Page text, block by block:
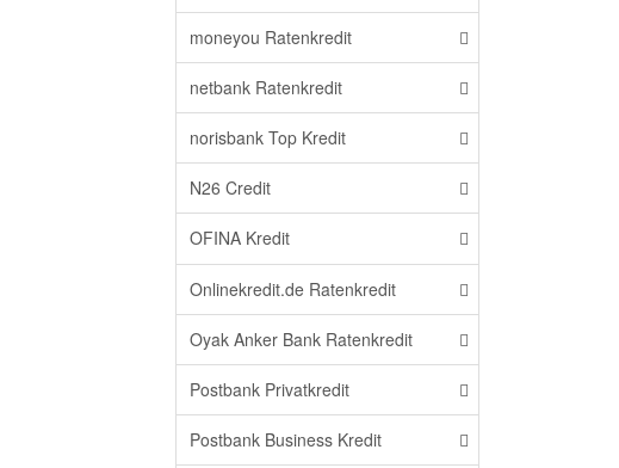
moneyou Ratenkredit
netbank Ratenkredit
norisbank Top Kredit
N26 Credit
OFINA Kredit
Onlinekredit.de Ratenkredit
Oyak Anker Bank Ratenkredit
Postbank Privatkredit
Postbank Business Kredit